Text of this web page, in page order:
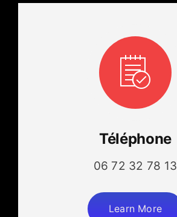
Téléphone
06 72 32 78 13
Learn More